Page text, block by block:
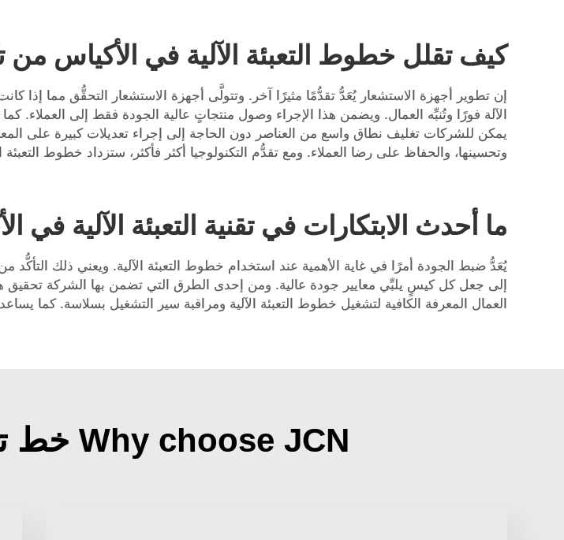
كيف تقلل خطوط التعبئة الآلية في الأكياس من
إن تطوير أجهزة الاستشعار يُعَدُّ تقدُّمًا مثيرًا آخر. وتتولَّى أجهزة الاستشعار التحقُّق مما
الآلة فورًا وتُنبِّه العمال. ويضمن هذا الإجراء وصول منتجاتٍ عالية الجودة فقط إلى العملاء.
وتحسينها، والحفاظ على رضا العملاء. ومع تقدُّم التكنولوجيا أكثر فأكثر، ستزداد خطوط
ما أحدث الابتكارات في تقنية التعبئة الآلية في
إلى جعل كل كيسٍ يلبِّي معايير جودة عالية. ومن إحدى الطرق التي تضمن بها الشركة
العمال المعرفة الكافية لتشغيل خطوط التعبئة الآلية ومراقبة سير التشغيل بسلاسة. كما
Why choose JCN خط تعبئة آلي في أكياس?